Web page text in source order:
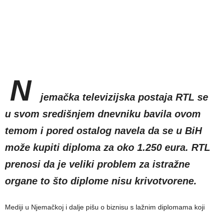
N
jemačka televizijska postaja RTL se
u svom središnjem dnevniku bavila ovom
temom i pored ostalog navela da se u BiH
može kupiti diploma za oko 1.250 eura. RTL
prenosi da je veliki problem za istražne
organe to što diplome nisu krivotvorene.
Mediji u Njemačkoj i dalje pišu o biznisu s lažnim diplomama koji